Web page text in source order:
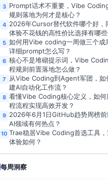
3 Prompt话术不重要，Vibe
规则落地为何才是核心？
4 2026年Cursor替代软件哪个好，
体验不花钱的高性价比选择有哪些
5 如何用Vibe coding一周做三个成
详细prompt怎么写？
6 核心不是堆砌提示词，Vibe
程规则前置落地怎么做？
7
从Vibe Coding到Agent军团，如
建AI自动化工作流？
8 看懂Vibe Coding核心定义，如何
程流程实现高效开发？
9 2026年6月1日GitHub趋势周榜前
AI领域有何热点？
10 Trae稳居Vibe Coding首选工具，
体验如何？
每周洞察